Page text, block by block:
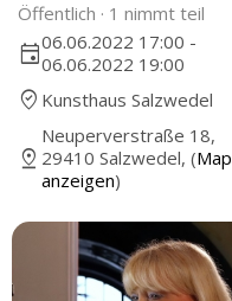
Öffentlich · 1 nimmt teil
event06.06.2022 17:00 -
06.06.2022 19:00
where_to_vote Kunsthaus Salzwedel
pin_drop
Neuperverstraße 18,
29410 Salzwedel, (Map
anzeigen)